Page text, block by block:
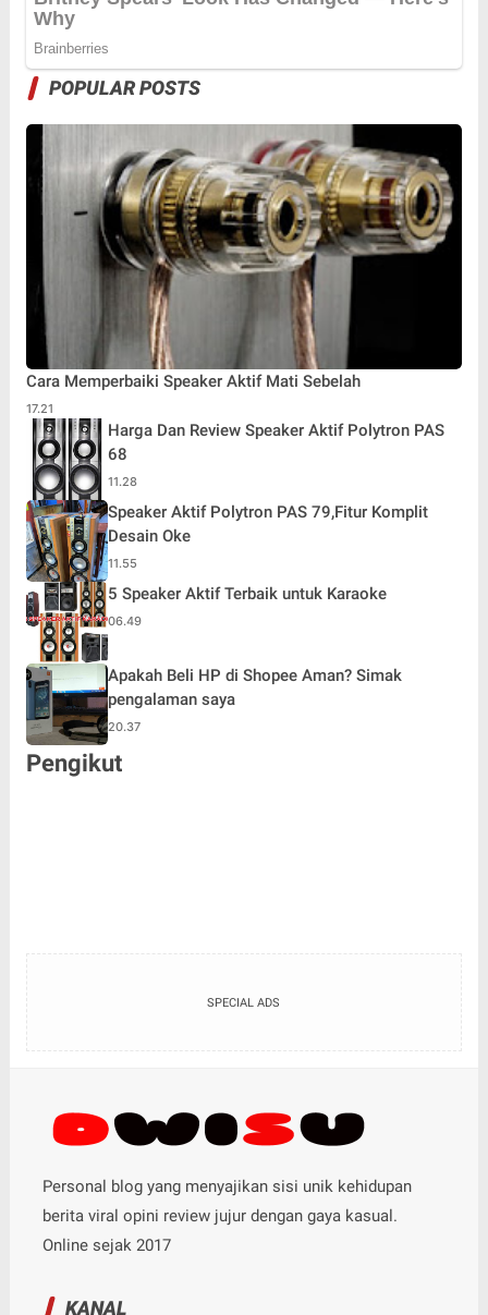
POPULAR POSTS
Cara Memperbaiki Speaker Aktif Mati Sebelah
17.21
Harga Dan Review Speaker Aktif Polytron PAS
68
11.28
Speaker Aktif Polytron PAS 79,Fitur Komplit
Desain Oke
11.55
5 Speaker Aktif Terbaik untuk Karaoke
06.49
Apakah Beli HP di Shopee Aman? Simak
pengalaman saya
20.37
Pengikut
SPECIAL ADS
Personal blog yang menyajikan sisi unik kehidupan
berita viral opini review jujur dengan gaya kasual.
Online sejak 2017
KANAL